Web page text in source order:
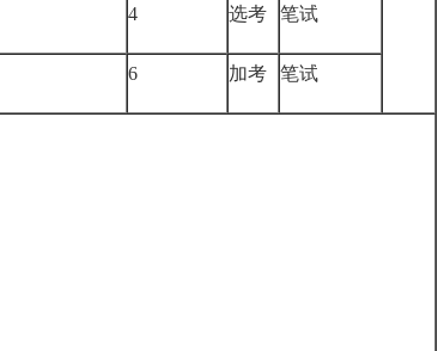
4 选考 笔试
6 加考 笔试